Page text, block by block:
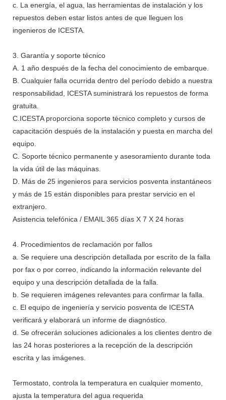
c. La energía, el agua, las herramientas de instalación y los
repuestos deben estar listos antes de que lleguen los
ingenieros de ICESTA.
3. Garantía y soporte técnico
A. 1 año después de la fecha del conocimiento de embarque.
B. Cualquier falla ocurrida dentro del período debido a nuestra
responsabilidad, ICESTA suministrará los repuestos de forma
gratuita.
C.ICESTA proporciona soporte técnico completo y cursos de
capacitación después de la instalación y puesta en marcha del
equipo.
C. Soporte técnico permanente y asesoramiento durante toda
la vida útil de las máquinas.
D. Más de 25 ingenieros para servicios posventa instantáneos
y más de 15 están disponibles para prestar servicio en el
extranjero.
Asistencia telefónica / EMAIL 365 días X 7 X 24 horas
4. Procedimientos de reclamación por fallos
a. Se requiere una descripción detallada por escrito de la falla
por fax o por correo, indicando la información relevante del
equipo y una descripción detallada de la falla.
b. Se requieren imágenes relevantes para confirmar la falla.
c. El equipo de ingeniería y servicio posventa de ICESTA
verificará y elaborará un informe de diagnóstico.
d. Se ofrecerán soluciones adicionales a los clientes dentro de
las 24 horas posteriores a la recepción de la descripción
escrita y las imágenes.
Termostato, controla la temperatura en cualquier momento,
ajusta la temperatura del agua requerida